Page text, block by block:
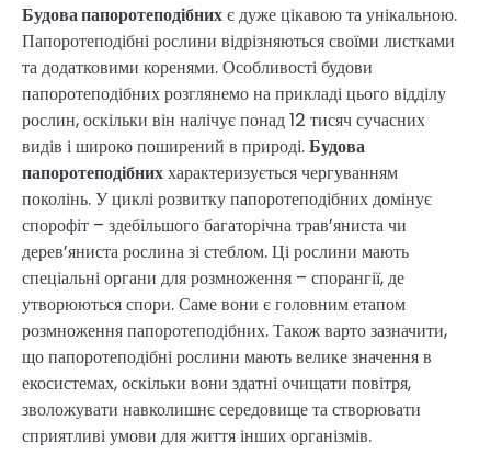
Будова папоротеподібнихє дуже цікавою та унікальною.
Папоротеподібні рослини відрізняються своїми листками
та додатковими коренями. Особливості будови
папоротеподібних розглянемо на прикладі цього відділу
рослин, оскільки він налічує понад 12 тисяч сучасних
видів і широко поширений в природі.Будова
папоротеподібниххарактеризується чергуванням
поколінь. У циклі розвитку папоротеподібних домінує
спорофіт – здебільшого багаторічна трав’яниста чи
дерев’яниста рослина зі стеблом. Ці рослини мають
спеціальні органи для розмноження – спорангії, де
утворюються спори. Саме вони є головним етапом
розмноження папоротеподібних. Також варто зазначити,
що папоротеподібні рослини мають велике значення в
екосистемах, оскільки вони здатні очищати повітря,
зволожувати навколишнє середовище та створювати
сприятливі умови для життя інших організмів.